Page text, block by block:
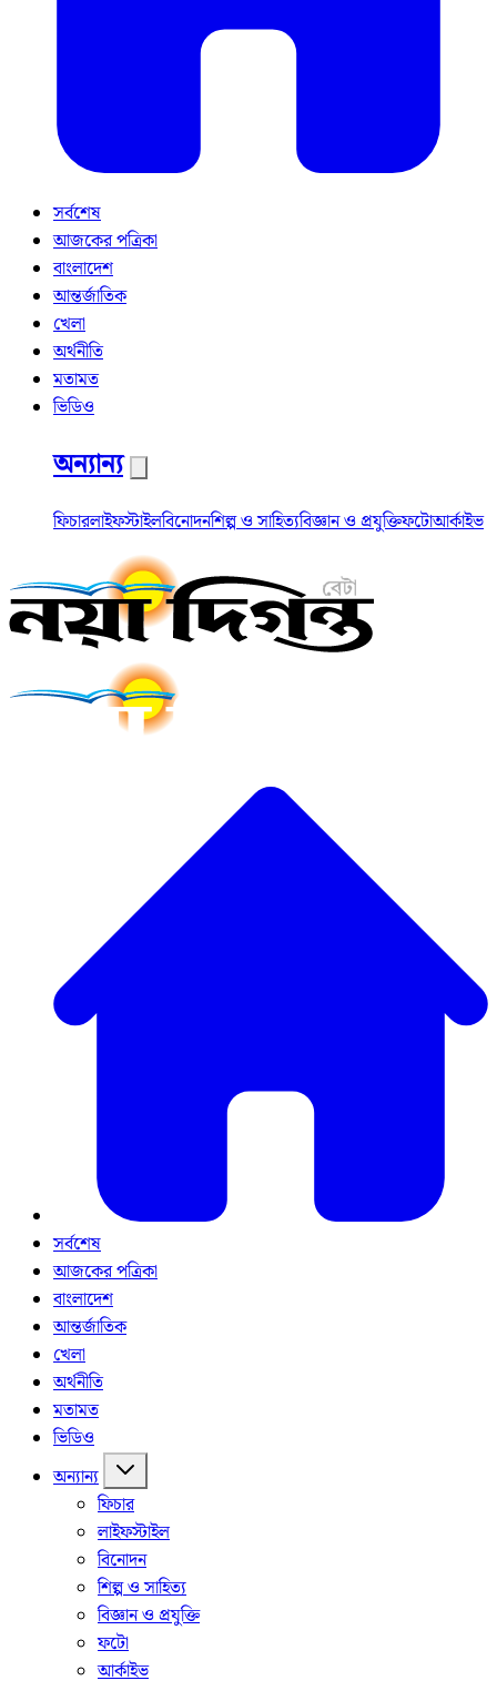
সর্বশেষ
আজকের পত্রিকা
বাংলাদেশ
আন্তর্জাতিক
খেলা
অর্থনীতি
মতামত
ভিডিও
অন্যান্য
ফিচারলাইফস্টাইলবিনোদনশিল্প ও সাহিত্যবিজ্ঞান ও প্রযুক্তিফটোআর্কাইভ
সর্বশেষ
আজকের পত্রিকা
বাংলাদেশ
আন্তর্জাতিক
খেলা
অর্থনীতি
মতামত
ভিডিও
অন্যান্য
ফিচার
লাইফস্টাইল
বিনোদন
শিল্প ও সাহিত্য
বিজ্ঞান ও প্রযুক্তি
ফটো
আর্কাইভ